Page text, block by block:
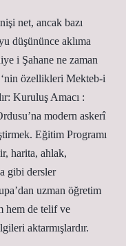
net, ancak bazı
düşününce aklıma
i Şahane ne zaman
özellikleri Mekteb-i
Kuruluş Amacı :
modern askerî
Eğitim Programı
harita, ahlak,
gibi dersler
uzman öğretim
hem de telif ve
aktarmışlardır.